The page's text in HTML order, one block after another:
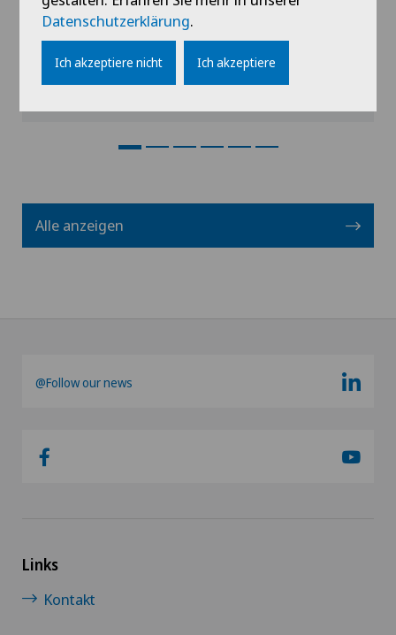
Alle anzeigen
@Follow our news
Links
Kontakt
Datenschutzerklärung.
Ich akzeptiere nicht Ich akzeptiere